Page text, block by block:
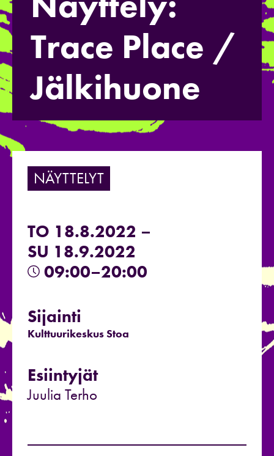
Trace Place /
Jälkihuone
NÄYTTELYT
TO 18.8.2022 –
SU 18.9.2022
09:00–20:00
Sijainti
Kulttuurikeskus Stoa
Esiintyjät
Juulia Terho